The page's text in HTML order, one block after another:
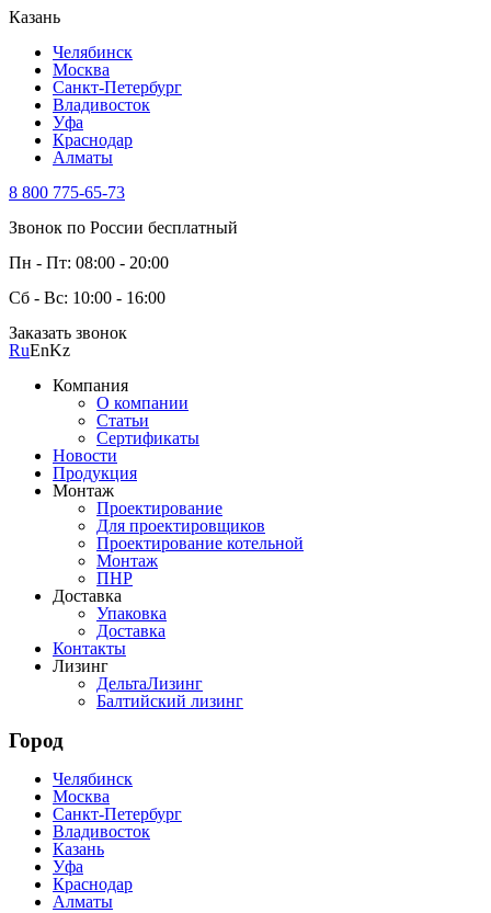
Казань
Челябинск
Москва
Санкт-Петербург
Владивосток
Уфа
Краснодар
Алматы
8 800 775-65-73
Звонок по России бесплатный
Пн - Пт: 08:00 - 20:00
Сб - Вс: 10:00 - 16:00
Заказать звонок
RuEnKz
Компания
О компании
Статьи
Сертификаты
Новости
Продукция
Монтаж
Проектирование
Для проектировщиков
Проектирование котельной
Монтаж
ПНР
Доставка
Упаковка
Доставка
Контакты
Лизинг
ДельтаЛизинг
Балтийский лизинг
Город
Челябинск
Москва
Санкт-Петербург
Владивосток
Казань
Уфа
Краснодар
Алматы